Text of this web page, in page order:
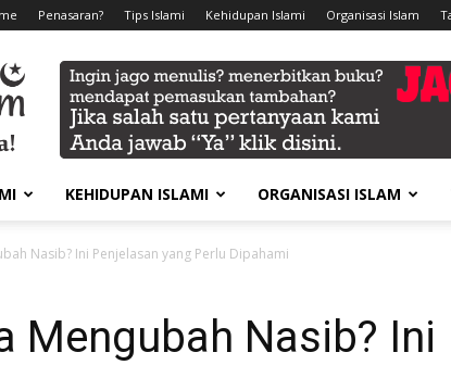
Penasaran? Tips Islami Kehidupan Islami Organisasi Islam
KEHIDUPAN ISLAMI ORGANISASI ISLAM
Nasib? Ini Penjelasan yang Perlu Dipahami
Mengubah Nasib? Ini